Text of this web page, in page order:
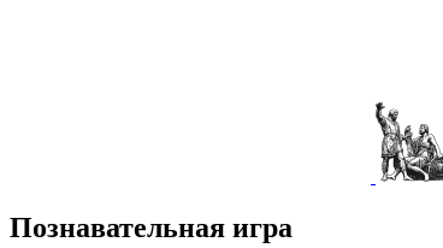
Познавательная игра